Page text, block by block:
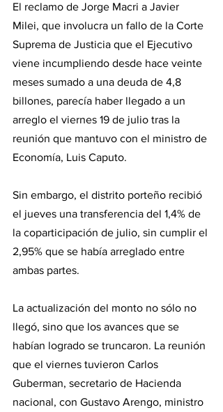
El reclamo de Jorge Macri a Javier
Milei, que involucra un fallo de la Corte
Suprema de Justicia que el Ejecutivo
viene incumpliendo desde hace veinte
meses sumado a una deuda de 4,8
billones, parecía haber llegado a un
arreglo el viernes 19 de julio tras la
reunión que mantuvo con el ministro de
Economía, Luis Caputo.
Sin embargo, el distrito porteño recibió
el jueves una transferencia del 1,4% de
la coparticipación de julio, sin cumplir el
2,95% que se había arreglado entre
ambas partes.
La actualización del monto no sólo no
llegó, sino que los avances que se
habían logrado se truncaron. La reunión
que el viernes tuvieron Carlos
Guberman, secretario de Hacienda
nacional, con Gustavo Arengo, ministro